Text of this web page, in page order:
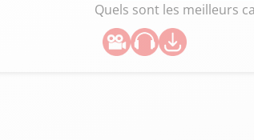
Quels sont les meilleurs